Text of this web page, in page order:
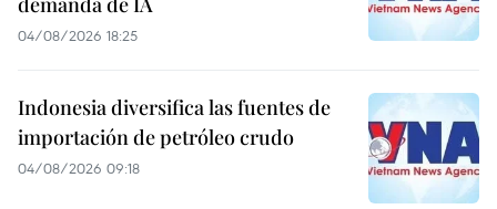
04/08/2026 18:25
Indonesia diversifica las fuentes de
importación de petróleo crudo
04/08/2026 09:18